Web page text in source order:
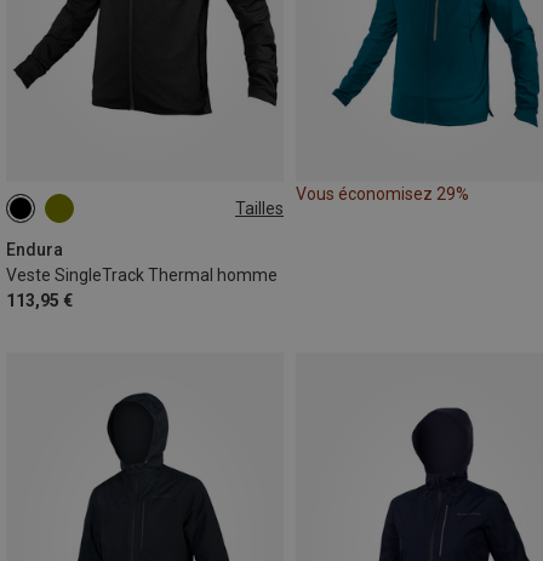
Tailles
Endura
Veste SingleTrack Thermal homme
113,95 €
S M
Vous économisez 29%